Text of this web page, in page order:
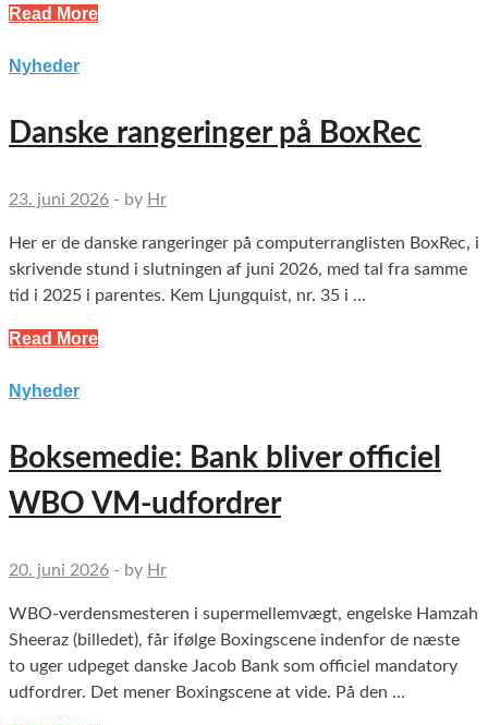
Read More
Nyheder
Danske rangeringer på BoxRec
23. juni 2026 - by Hr
Her er de danske rangeringer på computerranglisten BoxRec, i
skrivende stund i slutningen af juni 2026, med tal fra samme
tid i 2025 i parentes. Kem Ljungquist, nr. 35 i …
Read More
Nyheder
Boksemedie: Bank bliver officiel
WBO VM-udfordrer
20. juni 2026 - by Hr
WBO-verdensmesteren i supermellemvægt, engelske Hamzah
Sheeraz (billedet), får ifølge Boxingscene indenfor de næste
to uger udpeget danske Jacob Bank som officiel mandatory
udfordrer. Det mener Boxingscene at vide. På den …